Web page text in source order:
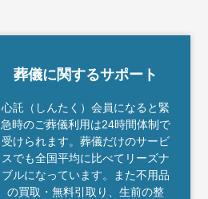
葬儀に関するサポート
心託（しんたく）会員になると緊
急時のご葬儀利用は24時間体制で
受けられます。葬儀だけのサービ
スでも全国平均に比べてリーズナ
ブルになっています。また不用品
の買取・無料引取り、生前の整